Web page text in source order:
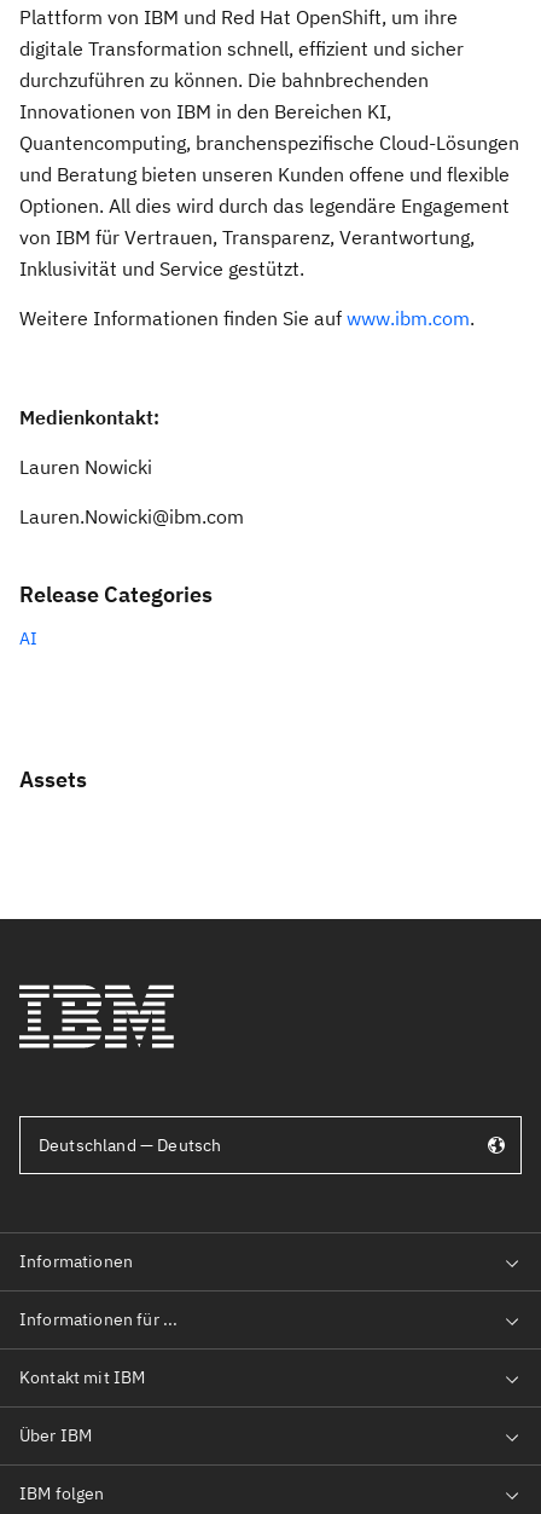
Plattform von IBM und Red Hat OpenShift, um ihre
digitale Transformation schnell, effizient und sicher
durchzuführen zu können. Die bahnbrechenden
Innovationen von IBM in den Bereichen KI,
Quantencomputing, branchenspezifische Cloud-Lösungen
und Beratung bieten unseren Kunden offene und flexible
Optionen. All dies wird durch das legendäre Engagement
von IBM für Vertrauen, Transparenz, Verantwortung,
Inklusivität und Service gestützt.
Weitere Informationen finden Sie auf www.ibm.com.
Medienkontakt:
Lauren Nowicki
Lauren.Nowicki@ibm.com
Release Categories
AI
Assets
Deutschland — Deutsch